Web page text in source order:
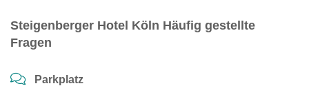
Steigenberger Hotel Köln Häufig gestellte
Fragen
Parkplatz